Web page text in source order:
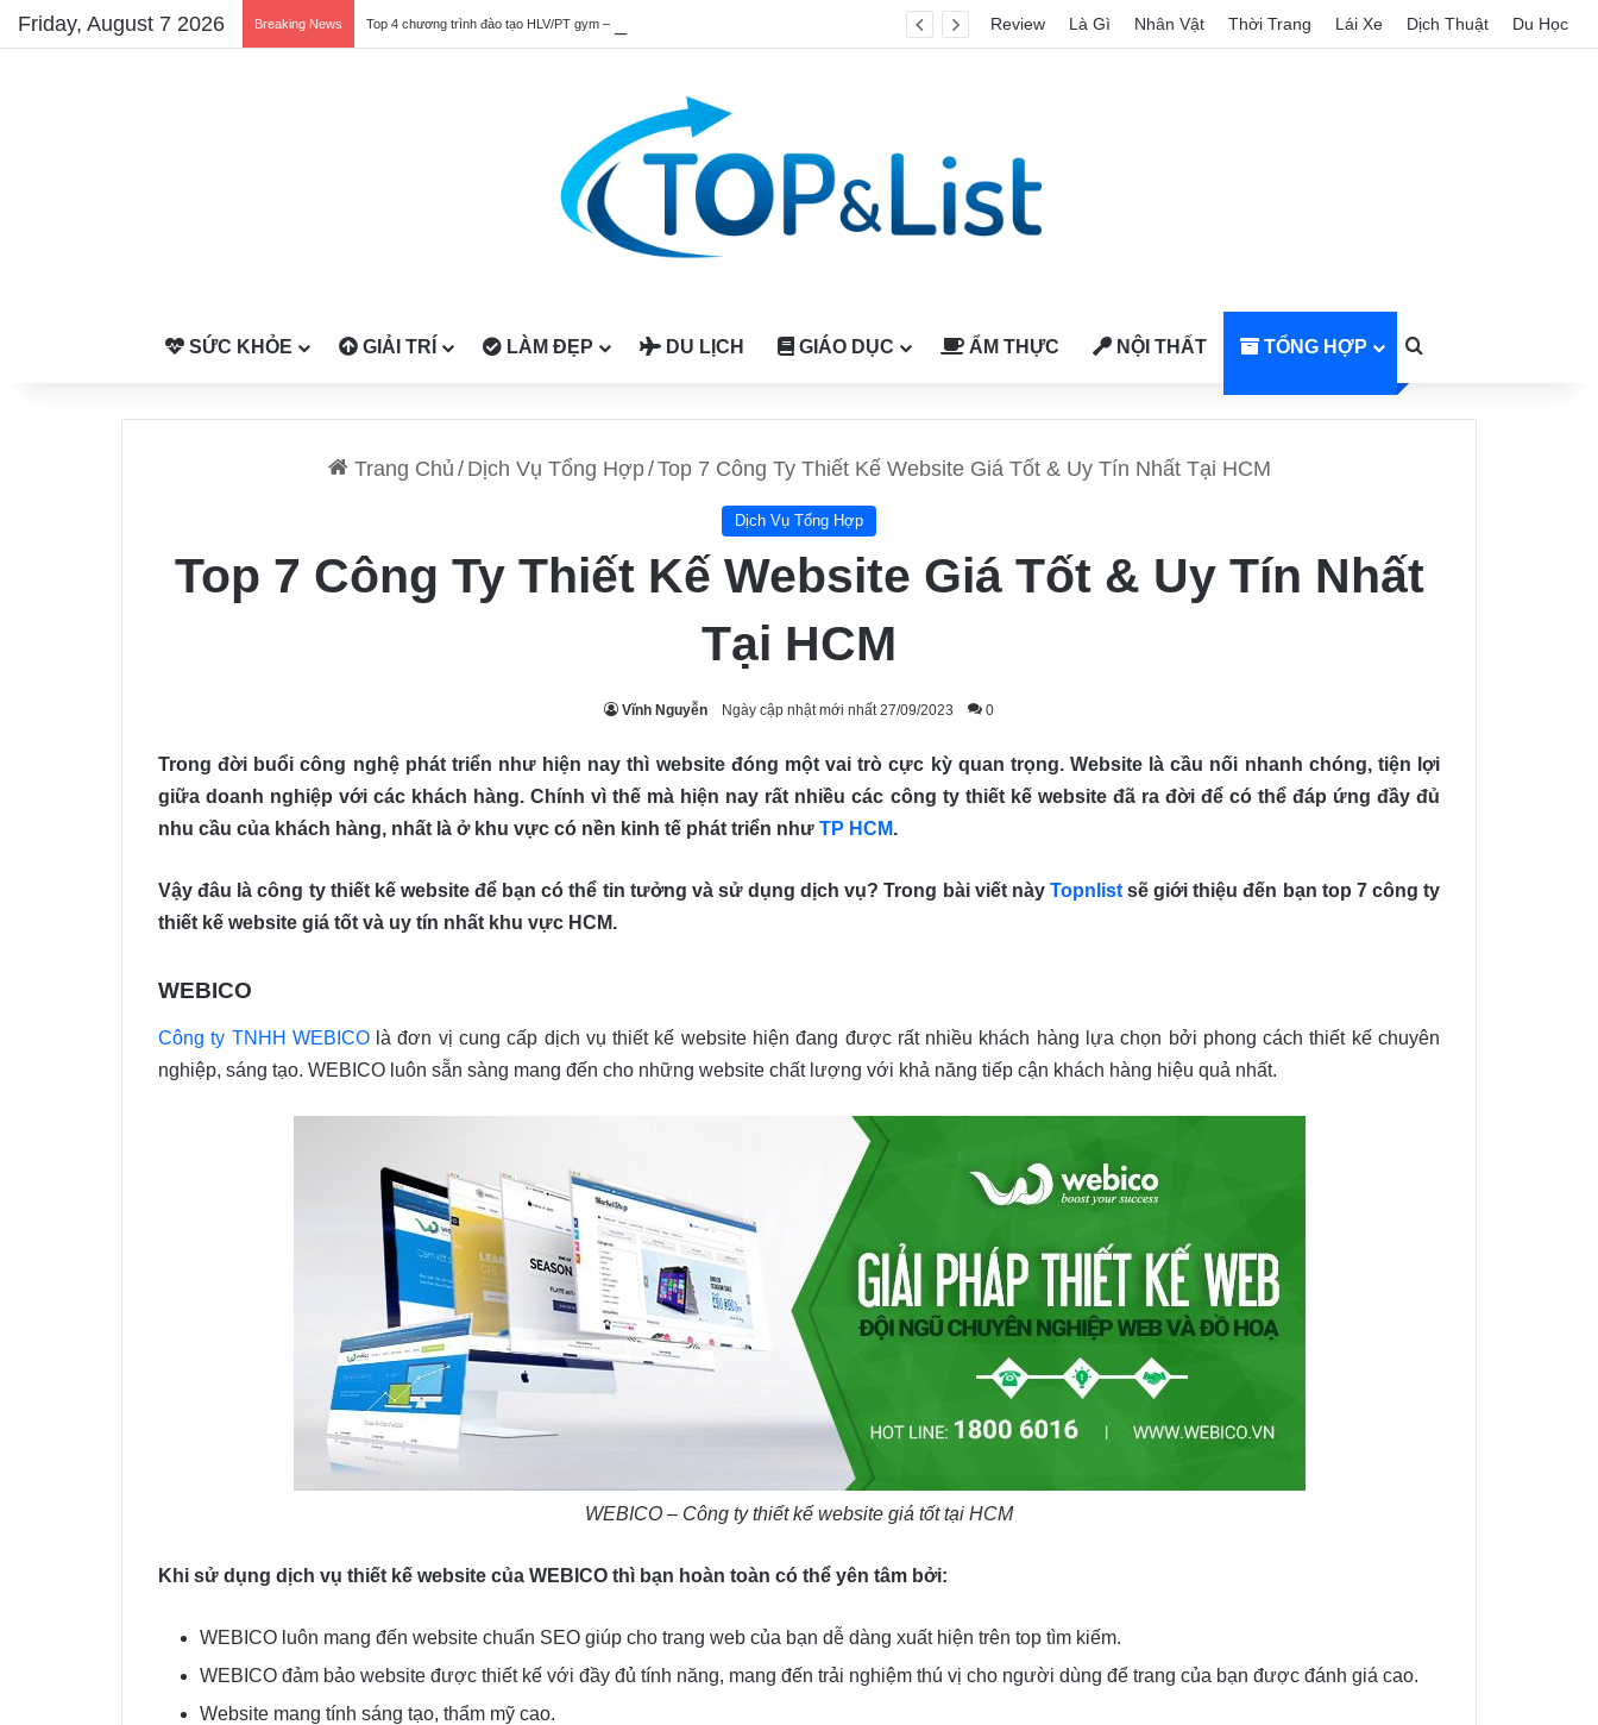
Friday, August 7 2026 Breaking News Top 4 chương trình đào tạo HLV/PT gym – fitness quốc tế được công nhận tại Việt Nam Review Là Gì Nhân Vật Thời Trang Lái Xe Dịch Thuật Du Học
SỨC KHỎE GIẢI TRÍ LÀM ĐẸP DU LỊCH GIÁO DỤC ẨM THỰC NỘI THẤT TỔNG HỢP
Trang Chủ / Dịch Vụ Tổng Hợp/Top 7 Công Ty Thiết Kế Website Giá Tốt & Uy Tín Nhất Tại HCM
Dịch Vụ Tổng Hợp
Top 7 Công Ty Thiết Kế Website Giá Tốt & Uy Tín Nhất
Tại HCM
Vĩnh Nguyễn Ngày cập nhật mới nhất 27/09/2023 0
Trong đời buổi công nghệ phát triển như hiện nay thì website đóng một vai trò cực kỳ quan trọng. Website là cầu nối nhanh chóng, tiện lợi
giữa doanh nghiệp với các khách hàng. Chính vì thế mà hiện nay rất nhiều các công ty thiết kế website đã ra đời để có thể đáp ứng đầy đủ
nhu cầu của khách hàng, nhất là ở khu vực có nền kinh tế phát triển như TP HCM.
Vậy đâu là công ty thiết kế website để bạn có thể tin tưởng và sử dụng dịch vụ? Trong bài viết này Topnlistsẽ giới thiệu đến bạn top 7 công ty
thiết kế website giá tốt và uy tín nhất khu vực HCM.
WEBICO
Công ty TNHH WEBICOlà đơn vị cung cấp dịch vụ thiết kế website hiện đang được rất nhiều khách hàng lựa chọn bởi phong cách thiết kế chuyên
nghiệp, sáng tạo. WEBICO luôn sẵn sàng mang đến cho những website chất lượng với khả năng tiếp cận khách hàng hiệu quả nhất.
WEBICO – Công ty thiết kế website giá tốt tại HCM
Khi sử dụng dịch vụ thiết kế website của WEBICO thì bạn hoàn toàn có thể yên tâm bởi:
WEBICO luôn mang đến website chuẩn SEO giúp cho trang web của bạn dễ dàng xuất hiện trên top tìm kiếm.
WEBICO đảm bảo website được thiết kế với đầy đủ tính năng, mang đến trải nghiệm thú vị cho người dùng để trang của bạn được đánh giá cao.
Website mang tính sáng tạo, thẩm mỹ cao.